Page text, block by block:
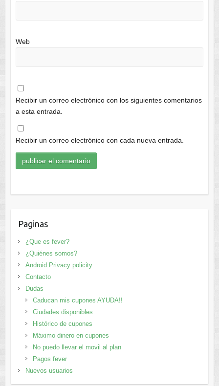
Web
Recibir un correo electrónico con los siguientes comentarios
a esta entrada.
Recibir un correo electrónico con cada nueva entrada.
Paginas
¿Que es fever?
¿Quiénes somos?
Android Privacy policity
Contacto
Dudas
Caducan mis cupones AYUDA!!
Ciudades disponibles
Histórico de cupones
Máximo dinero en cupones
No puedo llevar el movil al plan
Pagos fever
Nuevos usuarios